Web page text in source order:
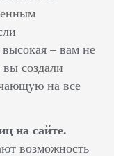
высокая – вам не
создали
на все
на сайте.
возможность